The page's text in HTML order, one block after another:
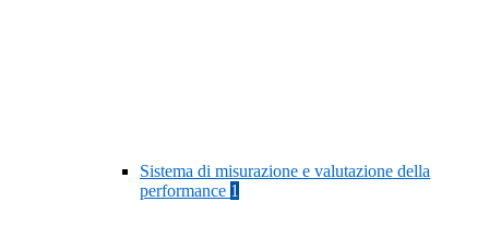
Sistema di misurazione e valutazione della
performance 1